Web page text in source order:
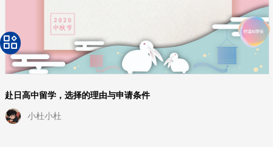
赴日高中留学，选择的理由与申请条件
小杜小杜